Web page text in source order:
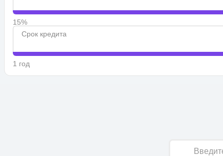
15%
Срок кредита
1 год